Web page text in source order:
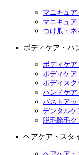
マニキュ
マニキュ
つけ爪・ネ
ボディケア・ハ
ボディケア
ボディケア
ボディスク
ハンドケア
バストアッ
デンタルケ
脱毛除毛ク
ヘアケア・スタ